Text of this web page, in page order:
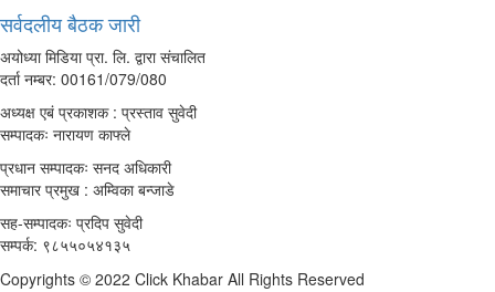
सर्वदलीय बैठक जारी
अयोध्या मिडिया प्रा. लि. द्वारा संचालित
दर्ता नम्बर: 00161/079/080
अध्यक्ष एबं प्रकाशक : प्रस्ताव सुवेदी
सम्पादकः नारायण काफ्ले
प्रधान सम्पादकः सनद अधिकारी
समाचार प्रमुख : अम्विका बन्जाडे
सह-सम्पादकः प्रदिप सुवेदी
सम्पर्क: ९८५५०५४१३५
Copyrights © 2022 Click Khabar All Rights Reserved